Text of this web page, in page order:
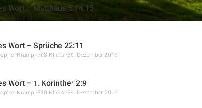
Wort – Matthäus 5:14.15
Kramp 923 Klicks
Wort – Sprüche 22:11
Kramp 768 Klicks 30. Dezember 2016
Wort – 1. Korinther 2:9
Kramp 580 Klicks 29. Dezember 2016